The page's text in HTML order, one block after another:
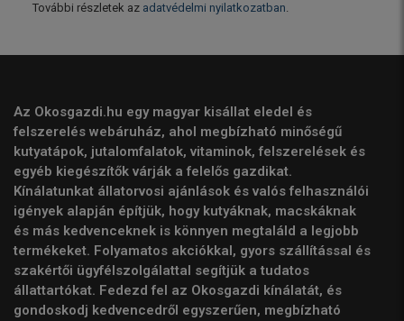
További részletek az adatvédelmi nyilatkozatban.
Az Okosgazdi.hu egy magyar kisállat eledel és
felszerelés webáruház, ahol megbízható minőségű
kutyatápok, jutalomfalatok, vitaminok, felszerelések és
egyéb kiegészítők várják a felelős gazdikat.
Kínálatunkat állatorvosi ajánlások és valós felhasználói
igények alapján építjük, hogy kutyáknak, macskáknak
és más kedvenceknek is könnyen megtaláld a legjobb
termékeket. Folyamatos akciókkal, gyors szállítással és
szakértői ügyfélszolgálattal segítjük a tudatos
állattartókat. Fedezd fel az Okosgazdi kínálatát, és
gondoskodj kedvencedről egyszerűen, megbízható